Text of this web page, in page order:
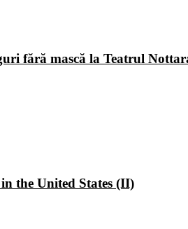
fără mască la Teatrul
the United States (II)